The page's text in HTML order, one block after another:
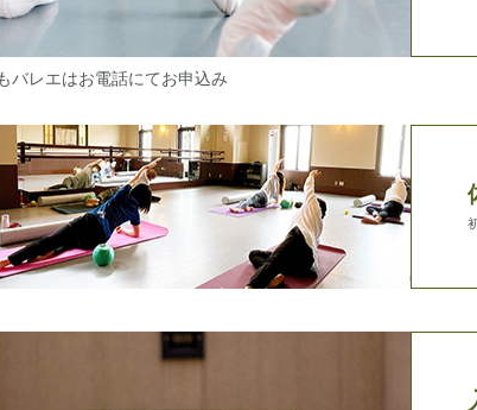
バレエはお電話にてお申込み